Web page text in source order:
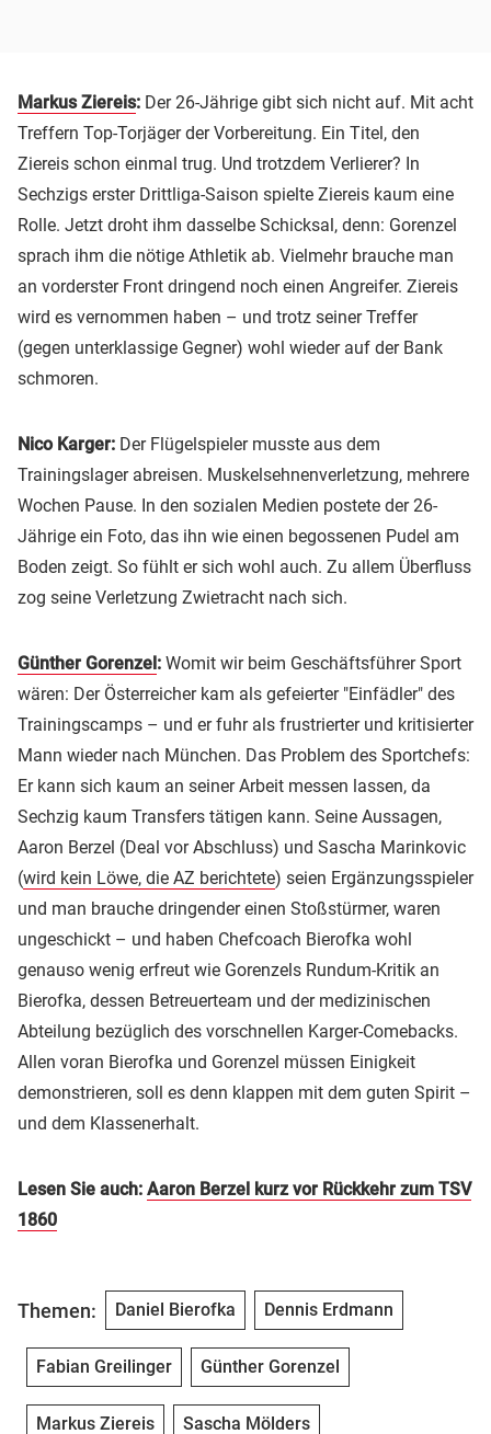
Markus Ziereis: Der 26-Jährige gibt sich nicht auf. Mit acht
Treffern Top-Torjäger der Vorbereitung. Ein Titel, den
Ziereis schon einmal trug. Und trotzdem Verlierer? In
Sechzigs erster Drittliga-Saison spielte Ziereis kaum eine
Rolle. Jetzt droht ihm dasselbe Schicksal, denn: Gorenzel
sprach ihm die nötige Athletik ab. Vielmehr brauche man
an vorderster Front dringend noch einen Angreifer. Ziereis
wird es vernommen haben – und trotz seiner Treffer
(gegen unterklassige Gegner) wohl wieder auf der Bank
schmoren.
Nico Karger: Der Flügelspieler musste aus dem
Trainingslager abreisen. Muskelsehnenverletzung, mehrere
Wochen Pause. In den sozialen Medien postete der 26-
Jährige ein Foto, das ihn wie einen begossenen Pudel am
Boden zeigt. So fühlt er sich wohl auch. Zu allem Überfluss
zog seine Verletzung Zwietracht nach sich.
Günther Gorenzel : Womit wir beim Geschäftsführer Sport
wären: Der Österreicher kam als gefeierter "Einfädler" des
Trainingscamps – und er fuhr als frustrierter und kritisierter
Mann wieder nach München. Das Problem des Sportchefs:
Er kann sich kaum an seiner Arbeit messen lassen, da
Sechzig kaum Transfers tätigen kann. Seine Aussagen,
Aaron Berzel (Deal vor Abschluss) und Sascha Marinkovic
(wird kein Löwe, die AZ berichtete) seien Ergänzungsspieler
und man brauche dringender einen Stoßstürmer, waren
ungeschickt – und haben Chefcoach Bierofka wohl
genauso wenig erfreut wie Gorenzels Rundum-Kritik an
Bierofka, dessen Betreuerteam und der medizinischen
Abteilung bezüglich des vorschnellen Karger-Comebacks.
Allen voran Bierofka und Gorenzel müssen Einigkeit
demonstrieren, soll es denn klappen mit dem guten Spirit –
und dem Klassenerhalt.
Lesen Sie auch: Aaron Berzel kurz vor Rückkehr zum TSV
1860
Themen: Daniel Bierofka Dennis Erdmann
Fabian Greilinger Günther Gorenzel
Markus Ziereis Sascha Mölders